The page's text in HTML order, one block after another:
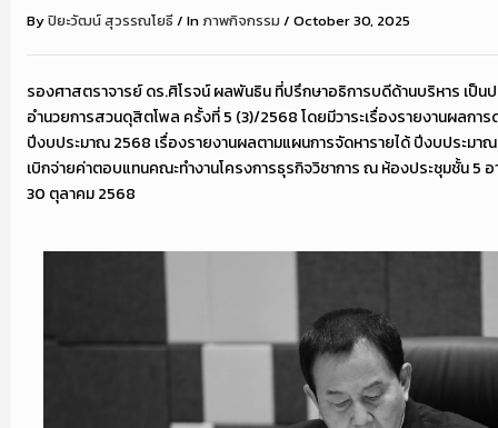
Byปิยะวัฒน์ สุวรรณโยธี/ Inภาพกิจกรรม / October 30, 2025
รองศาสตราจารย์ ดร.ศิโรจน์ ผลพันธิน ที่ปรึกษาอธิการบดีด้านบริหาร เป็น
อำนวยการสวนดุสิตโพล ครั้งที่ 5 (3)/2568 โดยมีวาระเรื่องรายงานผลกา
ปีงบประมาณ 2568 เรื่องรายงานผลตามแผนการจัดหารายได้ ปีงบประมา
เบิกจ่ายค่าตอบแทนคณะทำงานโครงการธุรกิจวิชาการ ณ ห้องประชุมชั้น 5
30 ตุลาคม 2568